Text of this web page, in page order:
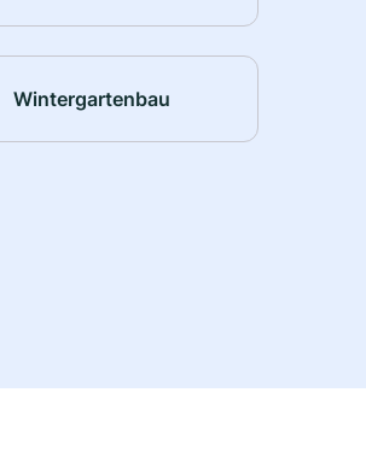
Wintergartenbau